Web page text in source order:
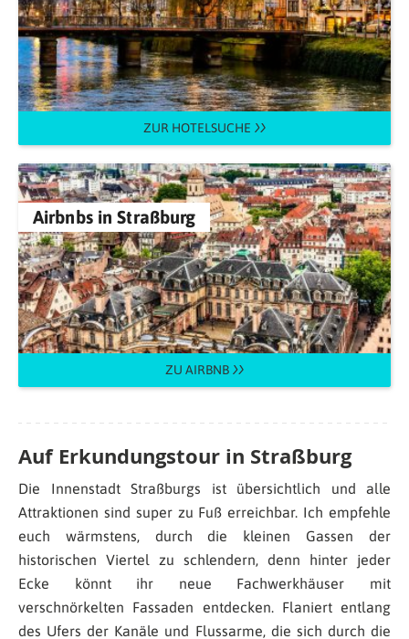
ZUR HOTELSUCHE
Airbnbs in Straßburg
ZU AIRBNB
Auf Erkundungstour in Straßburg
Die Innenstadt Straßburgs ist übersichtlich und alle
Attraktionen sind super zu Fuß erreichbar. Ich empfehle
euch wärmstens, durch die kleinen Gassen der
historischen Viertel zu schlendern, denn hinter jeder
Ecke könnt ihr neue Fachwerkhäuser mit
verschnörkelten Fassaden entdecken. Flaniert entlang
des Ufers der Kanäle und Flussarme, die sich durch die